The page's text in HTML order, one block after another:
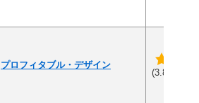
プロフィタブル・デザイン
(3.8/5)